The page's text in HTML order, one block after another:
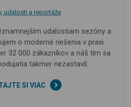
udalosti a reportáže
udalostiam sezóny a
o moderné riešenia v praxi.
32 000 zákazníkov a náš tím sa
takmer nezastavil.
SI VIAC